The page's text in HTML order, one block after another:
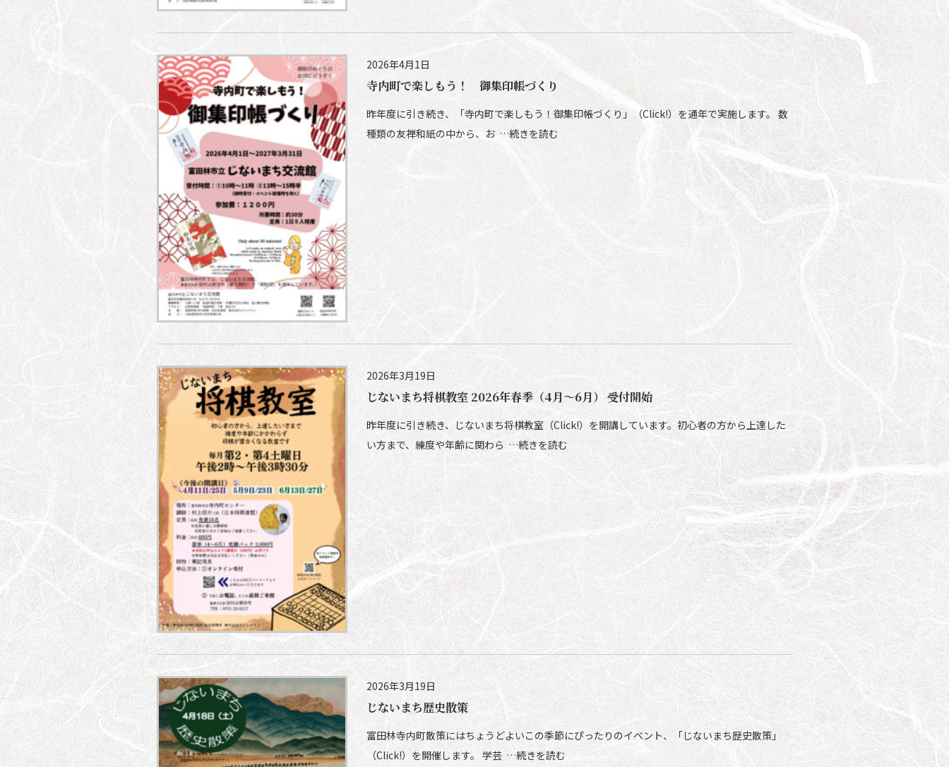
2026年4月1日
寺内町で楽しもう！ 御集印帳づくり
昨年度に引き続き、「寺内町で楽しもう！御集印帳づくり」（Click!）を通年で実施します。 数
種類の友禅和紙の中から、お …続きを読む
2026年3月19日
じないまち将棋教室 2026年春季（4月～6月） 受付開始
昨年度に引き続き、じないまち将棋教室（Click!）を開講しています。初心者の方から上達した
い方まで、練度や年齢に関わら …続きを読む
2026年3月19日
じないまち歴史散策
富田林寺内町散策にはちょうどよいこの季節にぴったりのイベント、「じないまち歴史散策」
（Click!）を開催します。 学芸 …続きを読む